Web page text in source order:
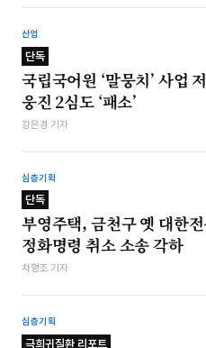
산업
단독
국립국어원 ‘말뭉치’ 사업
웅진 2심도 ‘패소’
강은경 기자
심층기획
단독
부영주택, 금천구 옛 대한
정화명령 취소 소송 각하
차형조 기자
심층기획
극희귀질환 리포트